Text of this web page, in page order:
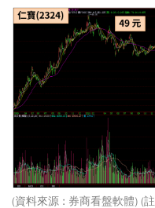
(資料來源 : 券商看盤軟體) (